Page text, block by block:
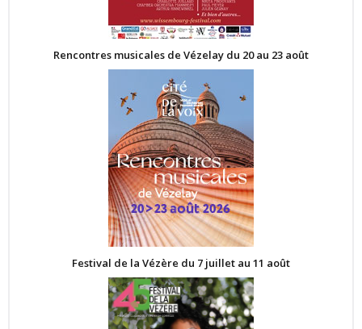
Rencontres musicales de Vézelay du 20 au 23 août
Festival de la Vézère du 7 juillet au 11 août